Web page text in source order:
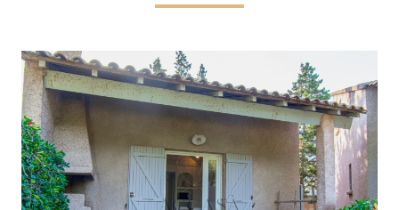
voir le bien